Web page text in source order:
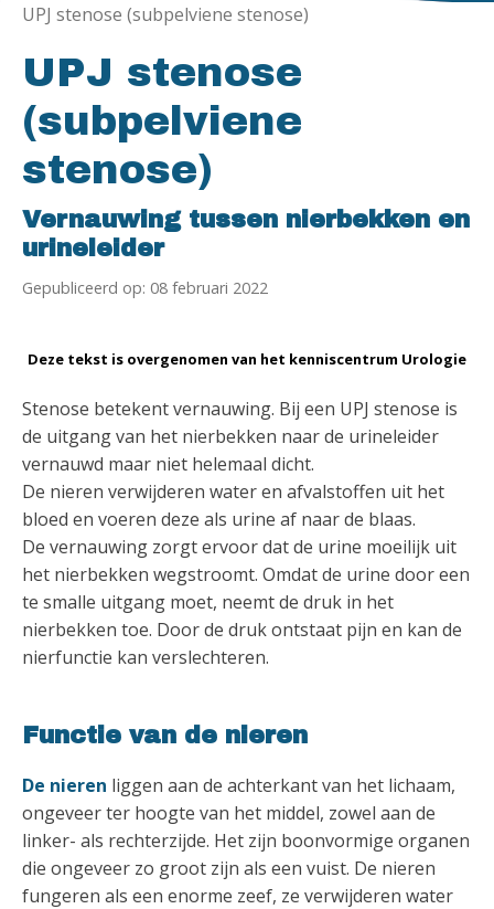
UPJ stenose (subpelviene stenose)
UPJ stenose
(subpelviene
stenose)
Vernauwing tussen nierbekken en
urineleider
Gepubliceerd op: 08 februari 2022
Deze tekst is overgenomen van het kenniscentrum Urologie
Stenose betekent vernauwing. Bij een UPJ stenose is
de uitgang van het nierbekken naar de urineleider
vernauwd maar niet helemaal dicht.
De nieren verwijderen water en afvalstoffen uit het
bloed en voeren deze als urine af naar de blaas.
De vernauwing zorgt ervoor dat de urine moeilijk uit
het nierbekken wegstroomt. Omdat de urine door een
te smalle uitgang moet, neemt de druk in het
nierbekken toe. Door de druk ontstaat pijn en kan de
nierfunctie kan verslechteren.
Functie van de nieren
De nieren liggen aan de achterkant van het lichaam,
ongeveer ter hoogte van het middel, zowel aan de
linker- als rechterzijde. Het zijn boonvormige organen
die ongeveer zo groot zijn als een vuist. De nieren
fungeren als een enorme zeef, ze verwijderen water